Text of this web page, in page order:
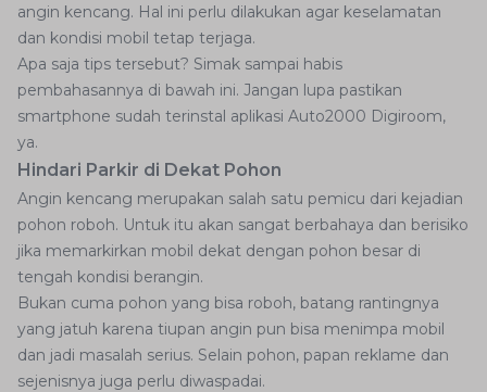
angin kencang. Hal ini perlu dilakukan agar keselamatan
dan kondisi mobil tetap terjaga.
Apa saja tips tersebut? Simak sampai habis
pembahasannya di bawah ini. Jangan lupa pastikan
smartphone sudah terinstal aplikasi Auto2000 Digiroom,
ya.
Hindari Parkir di Dekat Pohon
Angin kencang merupakan salah satu pemicu dari kejadian
pohon roboh. Untuk itu akan sangat berbahaya dan berisiko
jika memarkirkan mobil dekat dengan pohon besar di
tengah kondisi berangin.
Bukan cuma pohon yang bisa roboh, batang rantingnya
yang jatuh karena tiupan angin pun bisa menimpa mobil
dan jadi masalah serius. Selain pohon, papan reklame dan
sejenisnya juga perlu diwaspadai.